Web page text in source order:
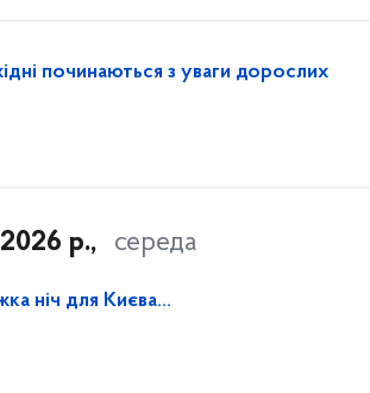
починаються з уваги дорослих
р., середа
ніч для Києва…